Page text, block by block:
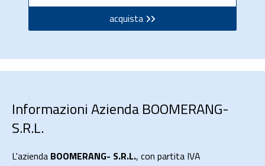
acquista
Informazioni Azienda BOOMERANG-
S.R.L.
L'azienda BOOMERANG- S.R.L., con partita IVA